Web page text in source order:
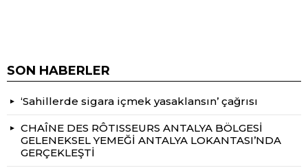
SON HABERLER
‘Sahillerde sigara içmek yasaklansın’ çağrısı
CHAÎNE DES RÔTISSEURS ANTALYA BÖLGESİ
GELENEKSEL YEMEĞİ ANTALYA LOKANTASI’NDA
GERÇEKLEŞTİ